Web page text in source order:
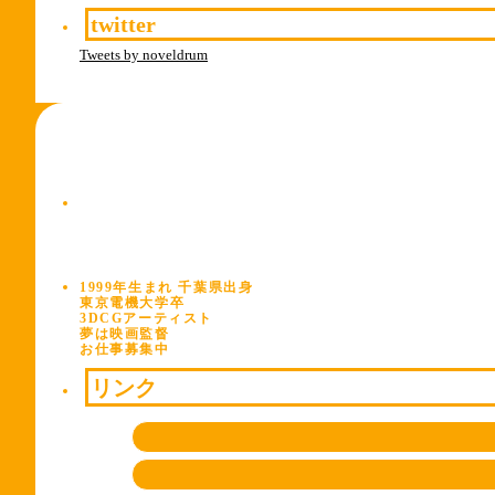
twitter
Tweets by noveldrum
1999年生まれ 千葉県出身
東京電機大学卒
3DCGアーティスト
夢は映画監督
お仕事募集中
リンク